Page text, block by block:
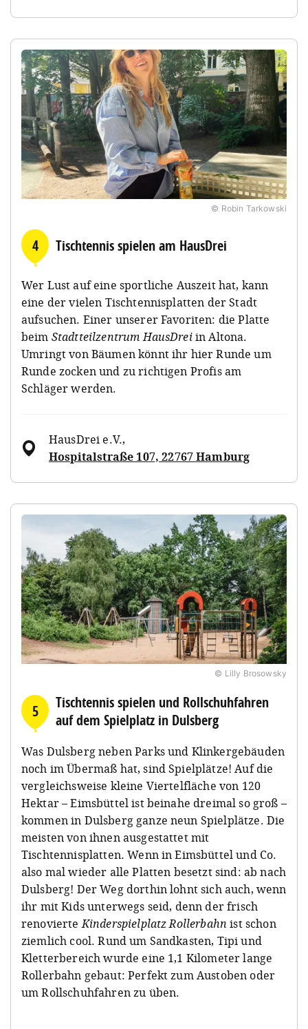
© Robin Tarkowski
4 Tischtennis spielen am HausDrei
Wer Lust auf eine sportliche Auszeit hat, kann
eine der vielen Tischtennisplatten der Stadt
aufsuchen. Einer unserer Favoriten: die Platte
beim Stadtteilzentrum HausDreiin Altona.
Umringt von Bäumen könnt ihr hier Runde um
Runde zocken und zu richtigen Profis am
Schläger werden.
HausDrei e.V.,
Hospitalstraße 107, 22767 Hamburg
© Lilly Brosowsky
5
Tischtennis spielen und Rollschuhfahren
auf dem Spielplatz in Dulsberg
Was Dulsberg neben Parks und Klinkergebäuden
noch im Übermaß hat, sind Spielplätze! Auf die
vergleichsweise kleine Viertelfläche von 120
Hektar – Eimsbüttel ist beinahe dreimal so groß –
kommen in Dulsberg ganze neun Spielplätze. Die
meisten von ihnen ausgestattet mit
Tischtennisplatten. Wenn in Eimsbüttel und Co.
also mal wieder alle Platten besetzt sind: ab nach
Dulsberg! Der Weg dorthin lohnt sich auch, wenn
ihr mit Kids unterwegs seid, denn der frisch
renovierteKinderspielplatz Rollerbahn ist schon
ziemlich cool. Rund um Sandkasten, Tipi und
Kletterbereich wurde eine 1,1 Kilometer lange
Rollerbahn gebaut: Perfekt zum Austoben oder
um Rollschuhfahren zu üben.